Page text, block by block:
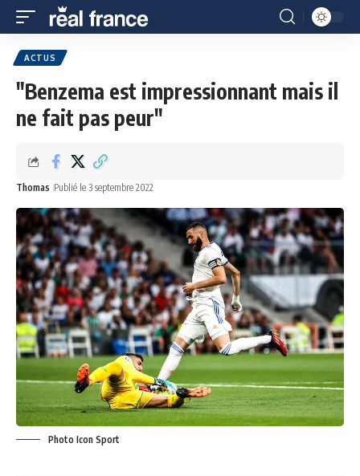
ACTUS
"Benzema est impressionnant mais il
ne fait pas peur"
Thomas Publié le 3 septembre 2022
Photo Icon Sport